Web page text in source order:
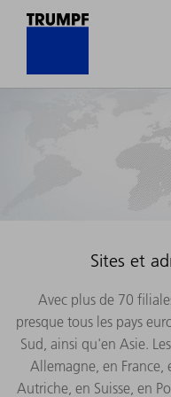
Sites et
Avec plus de 70
presque tous les pays
Sud, ainsi qu'en Asie.
Allemagne, en France,
Autriche, en Suisse, en